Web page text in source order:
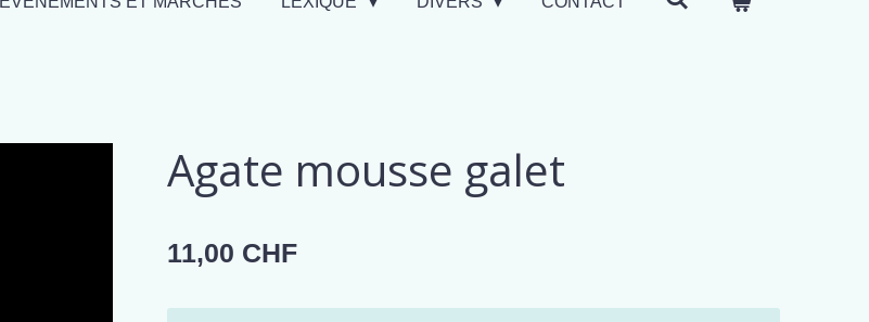
Agate mousse galet
11,00 CHF